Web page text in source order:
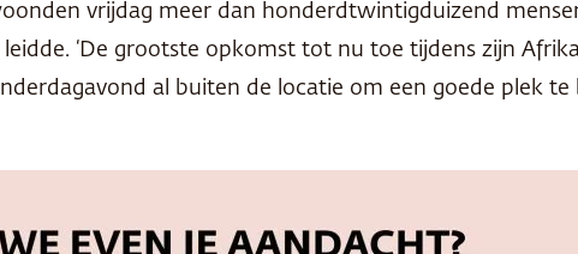
vrijdag meer dan honderdtwintigduizend
‘De grootste opkomst tot nu toe tijdens zijn
al buiten de locatie om een ​​goede plek